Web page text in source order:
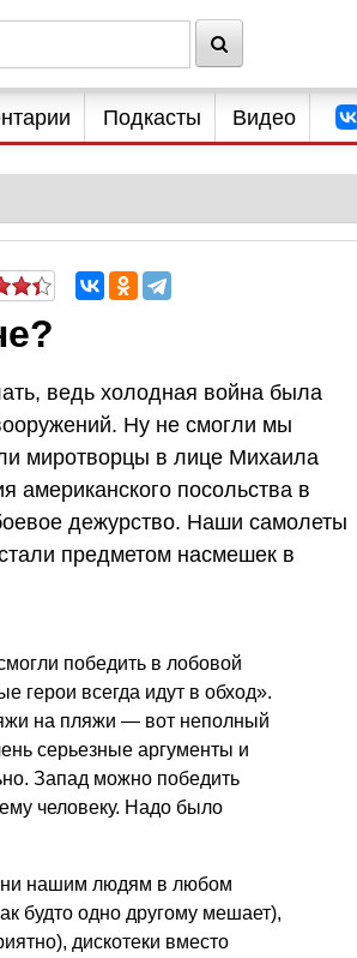
Подкасты Видео
ведь холодная война была
Ну не смогли мы
миротворцы в лице Михаила
американского посольства в
дежурство. Наши самолеты
предметом насмешек в
победить в лобовой
герои всегда идут в обход».
на пляжи — вот неполный
серьезные аргументы и
Запад можно победить
человеку. Надо было
нашим людям в любом
будто одно другому мешает),
дискотеки вместо